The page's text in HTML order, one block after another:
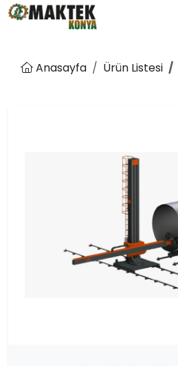
Anasayfa Ürün Listesi